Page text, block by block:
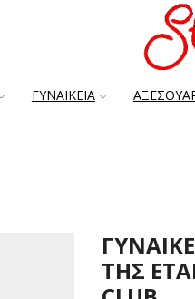
ΓΥΝΑΙΚΕΊΑ
ΤΗΣ